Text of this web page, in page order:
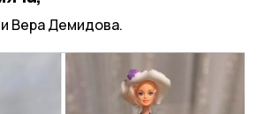
Вера Демидова.